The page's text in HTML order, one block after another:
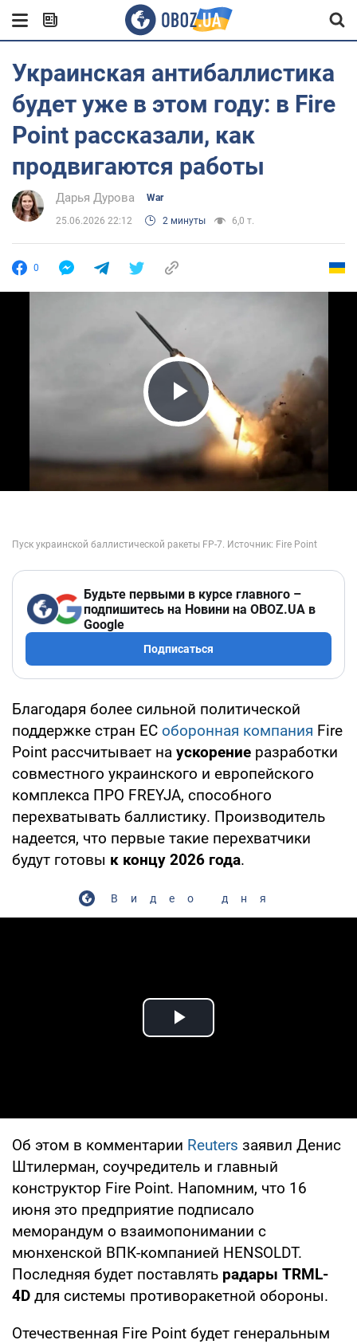
Украинская антибаллистика
будет уже в этом году: в Fire
Point рассказали, как
продвигаются работы
Дарья Дурова War
25.06.2026 22:12 2 минуты 6,0 т.
0
Play Video
Будьте первыми в курсе главного –
подпишитесь на Новини на OBOZ.UA в
Google
Подписаться
Благодаря более сильной политической
поддержке стран ЕС оборонная компания Fire
Point рассчитывает на ускорение разработки
совместного украинского и европейского
комплекса ПРО FREYJA, способного
перехватывать баллистику. Производитель
надеется, что первые такие перехватчики
будут готовы к концу 2026 года.
Видео дня
Play Video
Об этом в комментарии Reuters заявил Денис
Штилерман, соучредитель и главный
конструктор Fire Point. Напомним, что 16
июня это предприятие подписало
меморандум о взаимопонимании с
мюнхенской ВПК-компанией HENSOLDT.
Последняя будет поставлять радары TRML-
4D для системы противоракетной обороны.
Отечественная Fire Point будет генеральным